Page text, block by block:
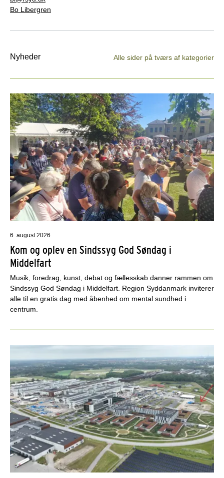
Bo Libergren
Nyheder Alle sider på tværs af kategorier
6. august 2026
Kom og oplev en Sindssyg God Søndag i
Middelfart
Musik, foredrag, kunst, debat og fællesskab danner rammen om
Sindssyg God Søndag i Middelfart. Region Syddanmark inviterer
alle til en gratis dag med åbenhed om mental sundhed i
centrum.